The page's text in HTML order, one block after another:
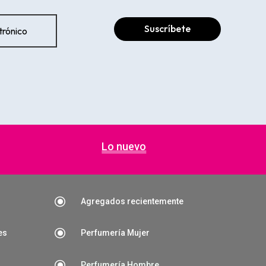
Suscríbete
Lo nuevo
\ Agregados recientemente
\ Perfumería Mujer